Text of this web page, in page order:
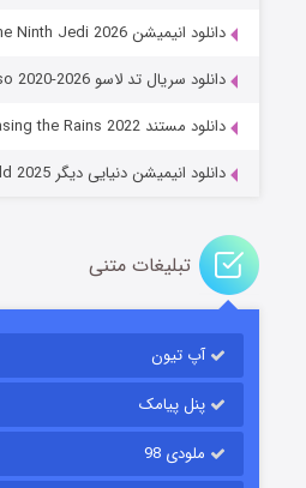
قسمت۱۴ (زیرنویس)
دانلود انیمیشن Star Wars: The Ninth Jedi 2026
دانلود سریال تد لاسو Ted Lasso 2020-2026
دانلود مستند Chasing the Rains 2022
دانلود انیمیشن دنیایی دیگر Another World 2025
تبلیغات متنی
آپ تیون
پنل پیامک
ملودی 98